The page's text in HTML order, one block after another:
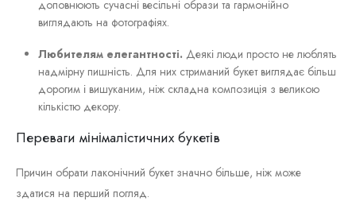
доповнюють сучасні весільні образи та гармонійно
виглядають на фотографіях.
Любителям елегантності. Деякі люди просто не люблять
надмірну пишність. Для них стриманий букет виглядає більш
дорогим і вишуканим, ніж складна композиція з великою
кількістю декору.
Переваги мінімалістичних букетів
Причин обрати лаконічний букет значно більше, ніж може
здатися на перший погляд.